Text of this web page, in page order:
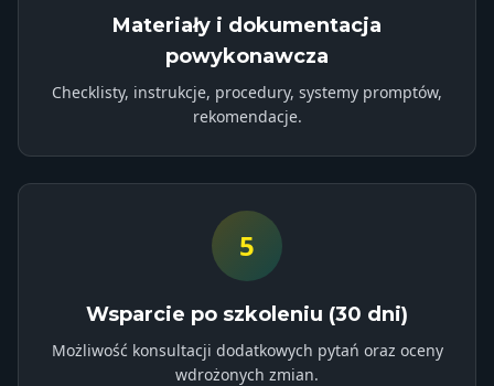
Materiały i dokumentacja
powykonawcza
Checklisty, instrukcje, procedury, systemy promptów,
rekomendacje.
5
Wsparcie po szkoleniu (30 dni)
Możliwość konsultacji dodatkowych pytań oraz oceny
wdrożonych zmian.